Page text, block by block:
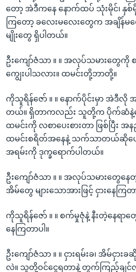
တော့ အဲဒီကနေ နောက်ထပ် သုံးမိုင်၊ နှ
ကြတော့ ခလေးမလေးတွေက အချိန်မ
မျိုးတွေ ရှိပါတယ်။
ဦးကျော်ဇံသာ ။ ။ အလုပ်သမားတွေကို
ကျွေးပါသလား။ ထမင်းတို့ဘာတို့။
ကိုသူရိန်ဇော် ။ ။ နောက်ပိုင်းမှာ အဲဒီလို
တယ်။ ရှိတာကလည်း သူတို့က ပိုက်ဆံနဲ့က
ထမင်းကို လစာပေးစားတာ ဖြစ်ပြီး အ
ထမင်းစရိတ်အနေနဲ့ သက်သာတယ်ဆိုပ
အရမ်းကို ဒုက္ခရောက်ပါတယ်။
ဦးကျော်ဇံသာ ။ ။ အလုပ်သမားတွေန
အိမ်တွေ များသောအားဖြင့် ငှားနေကြတ
ကိုသူရိန်ဇော် ။ ။ စက်မှုဇုံနဲ့ နီးတဲ့နေရာတွေ
နေကြတာပါ။
ဦးကျော်ဇံသာ ။ ။ ငှားရမ်းခ၊ အိမ်ငှ
လဲ။ သူတို့ဝင်ငွေရတာနဲ့ တွက်ကြည့်ချင်လို့